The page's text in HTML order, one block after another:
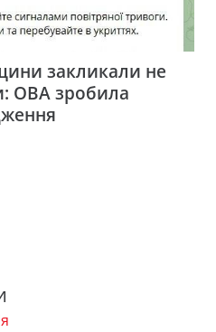
закликали не
ОВА зробила